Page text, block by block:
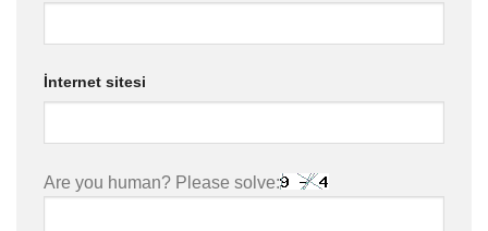
İnternet sitesi
Are you human? Please solve: